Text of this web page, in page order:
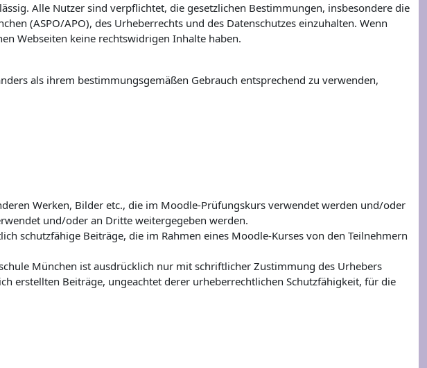
Alle Nutzer sind verpflichtet, die gesetzlichen Bestimmungen, insbesondere die
(ASPO/APO), des Urheberrechts und des Datenschutzes einzuhalten. Wenn
Webseiten keine rechtswidrigen Inhalte haben.
als ihrem bestimmungsgemäßen Gebrauch entsprechend zu verwenden,
Werken, Bilder etc., die im Moodle-Prüfungskurs verwendet werden und/oder
und/oder an Dritte weitergegeben werden.
schutzfähige Beiträge, die im Rahmen eines Moodle-Kurses von den Teilnehmern
München ist ausdrücklich nur mit schriftlicher Zustimmung des Urhebers
erstellten Beiträge, ungeachtet derer urheberrechtlichen Schutzfähigkeit, für die